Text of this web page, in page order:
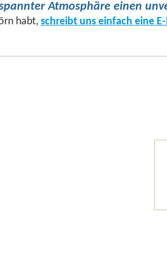
Atmosphäre einen
habt, schreibt uns einfach eine